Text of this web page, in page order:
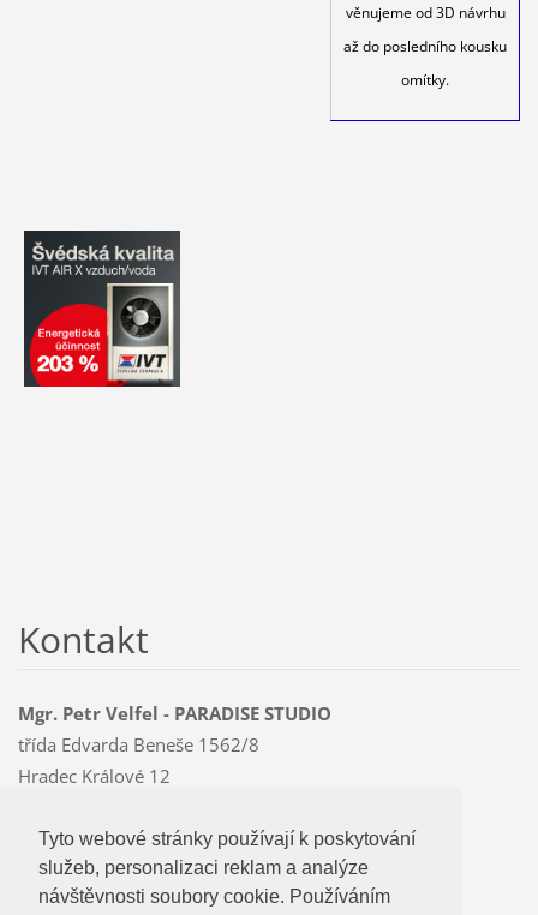
Tyto webové stránky používají k poskytování
služeb, personalizaci reklam a analýze
návštevnosti soubory cookie. Používáním
Tyto webové stránky používají k poskytování
služeb, personalizaci reklam a analýze
návštěvnosti soubory cookie. Používáním
věnujeme od 3D návrhu
až do posledního kousku
omítky.
Kontakt
Mgr. Petr Velfel - PARADISE STUDIO
třída Edvarda Beneše 1562/8
Hradec Králové 12
Mobil: 603 478 763
paradise@czMEDIA.eu